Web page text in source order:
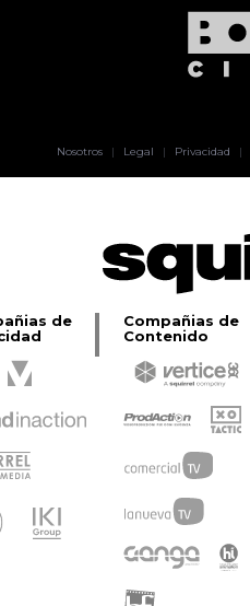
Nosotros | Legal | Privacidad |
de
Compañias de
Contenido